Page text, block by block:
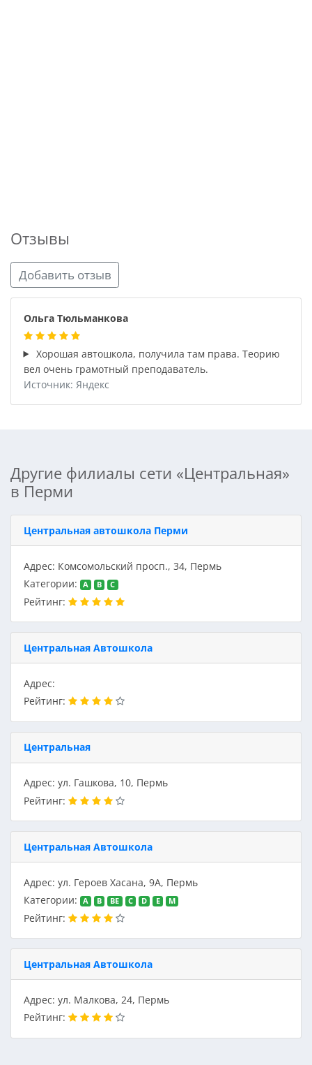
Отзывы
Добавить отзыв
Ольга Тюльманкова
Хорошая автошкола, получила там права. Теорию
вел очень грамотный преподаватель.
Источник: Яндекс
Другие филиалы сети «Центральная»
в Перми
Центральная автошкола Перми
Адрес: Комсомольский просп., 34, Пермь
Категории:
A B C
Рейтинг:
Центральная Автошкола
Адрес:
Рейтинг:
Центральная
Адрес: ул. Гашкова, 10, Пермь
Рейтинг:
Центральная Автошкола
Адрес: ул. Героев Хасана, 9А, Пермь
Категории:
A B BE C D E M
Рейтинг:
Центральная Автошкола
Адрес: ул. Малкова, 24, Пермь
Рейтинг: